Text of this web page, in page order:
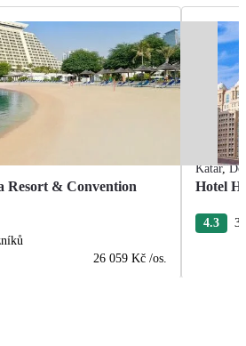
Resort & Convention
26 059 Kč /os.
Katar,
Hotel
4.3 3